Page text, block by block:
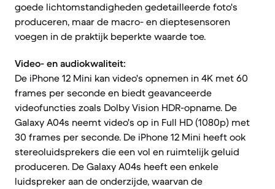
goede lichtomstandigheden gedetailleerde foto's
produceren, maar de macro- en dieptesensoren
voegen in de praktijk beperkte waarde toe.
Video- en audiokwaliteit:
De iPhone 12 Mini kan video's opnemen in 4K met 60
frames per seconde en biedt geavanceerde
videofuncties zoals Dolby Vision HDR-opname. De
Galaxy A04s neemt video's op in Full HD (1080p) met
30 frames per seconde. De iPhone 12 Mini heeft ook
stereoluidsprekers die een vol en ruimtelijk geluid
produceren. De Galaxy A04s heeft een enkele
luidspreker aan de onderzijde, waarvan de